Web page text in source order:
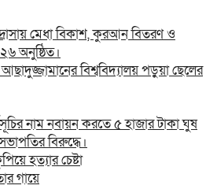
মেধা বিকাশ, কুরআন বিতরণ ও
অনুষ্ঠিত।
বিশ্ববিদ্যালয় পড়ুয়া ছেলের
নাম নবায়ন করতে ৫ হাজার টাকা ঘুষ
বিরুদ্ধে।
হত্যার চেষ্টা
গায়ে